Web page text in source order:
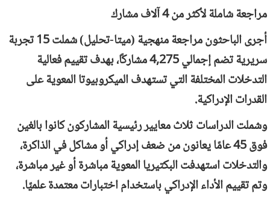
مراجعة شاملة لأكثر من 4 آلاف مشارك
أجرى الباحثون مراجعة منهجية (ميتا-تحليل) شملت 15 تجربة
سريرية تضم إجمالي 4,275 مشاركًا، بهدف تقييم فعالية
التدخلات المختلفة التي تستهدف الميكروبيوتا المعوية على
القدرات الإدراكية.
وشملت الدراسات ثلاث معايير رئيسية المشاركون كانوا بالغين
فوق 45 عامًا يعانون من ضعف إدراكي أو مشاكل في الذاكرة،
والتدخلات استهدفت البكتيريا المعوية مباشرة أو غير مباشرة،
وتم تقييم الأداء الإدراكي باستخدام اختبارات معتمدة علميًا.